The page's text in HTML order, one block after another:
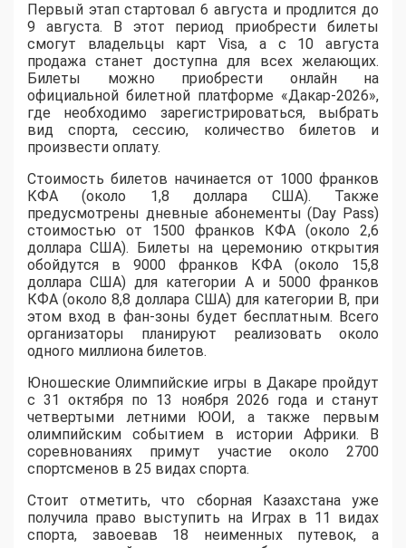
Первый этап стартовал 6 августа и продлится до
9 августа. В этот период приобрести билеты
смогут владельцы карт Visa, а с 10 августа
продажа станет доступна для всех желающих.
Билеты можно приобрести онлайн на
официальной билетной платформе «Дакар-2026»,
где необходимо зарегистрироваться, выбрать
вид спорта, сессию, количество билетов и
произвести оплату.
Стоимость билетов начинается от 1000 франков
КФА (около 1,8 доллара США). Также
предусмотрены дневные абонементы (Day Pass)
стоимостью от 1500 франков КФА (около 2,6
доллара США). Билеты на церемонию открытия
обойдутся в 9000 франков КФА (около 15,8
доллара США) для категории A и 5000 франков
КФА (около 8,8 доллара США) для категории B, при
этом вход в фан-зоны будет бесплатным. Всего
организаторы планируют реализовать около
одного миллиона билетов.
Юношеские Олимпийские игры в Дакаре пройдут
с 31 октября по 13 ноября 2026 года и станут
четвертыми летними ЮОИ, а также первым
олимпийским событием в истории Африки. В
соревнованиях примут участие около 2700
спортсменов в 25 видах спорта.
Стоит отметить, что сборная Казахстана уже
получила право выступить на Играх в 11 видах
спорта, завоевав 18 неименных путевок, а